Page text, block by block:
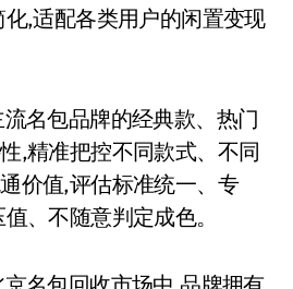
,适配各类用户的闲置变现
名包品牌的经典款、热门
,精准把控不同款式、不同
价值,评估标准统一、专
、不随意判定成色。